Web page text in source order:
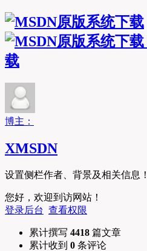
载
博主：
XMSDN
设置侧栏作者、背景及相关信息！
您好，欢迎到访网站！
登录后台 查看权限
累计撰写 4418 篇文章
累计收到 0 条评论